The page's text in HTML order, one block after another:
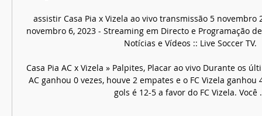
assistir Casa Pia x Vizela ao vivo transmissão 5 novembro
novembro 6, 2023 - Streaming em Directo e Programação
Notícias e Vídeos :: Live Soccer TV.
Casa Pia AC x Vizela » Palpites, Placar ao vivo Durante os
AC ganhou 0 vezes, houve 2 empates e o FC Vizela ganhou
gols é 12-5 a favor do FC Vizela. Você